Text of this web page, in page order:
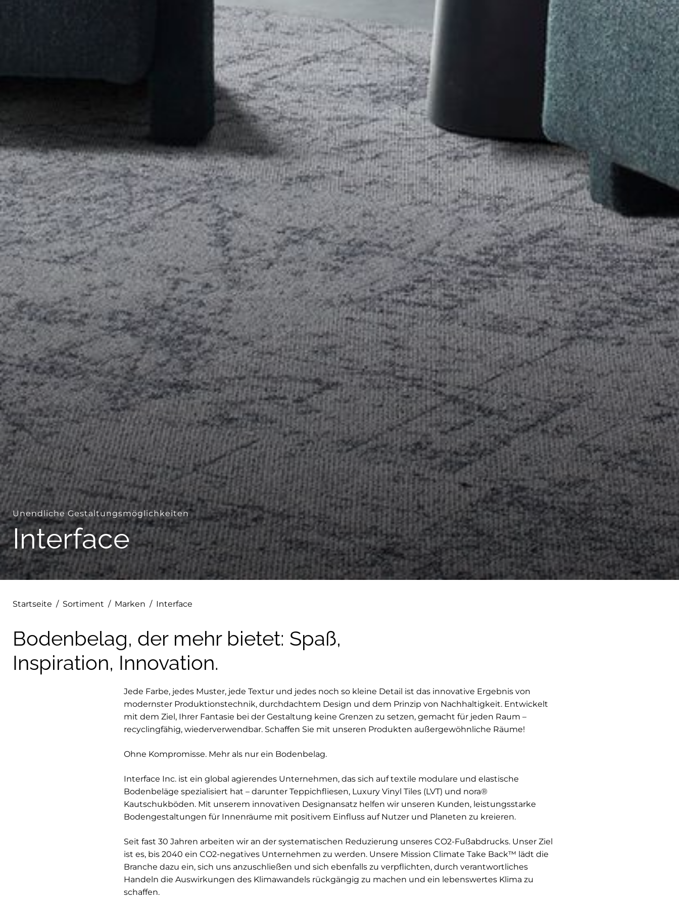
Unendliche Gestaltungsmöglichkeiten
Interface
Startseite / Sortiment / Marken / Interface
Bodenbelag, der mehr bietet: Spaß,
Inspiration, Innovation.
Jede Farbe, jedes Muster, jede Textur und jedes noch so kleine Detail ist das innovative Ergebnis von
modernster Produktionstechnik, durchdachtem Design und dem Prinzip von Nachhaltigkeit. Entwickelt
mit dem Ziel, Ihrer Fantasie bei der Gestaltung keine Grenzen zu setzen, gemacht für jeden Raum –
recyclingfähig, wiederverwendbar. Schaffen Sie mit unseren Produkten außergewöhnliche Räume!
Ohne Kompromisse. Mehr als nur ein Bodenbelag.
Interface Inc. ist ein global agierendes Unternehmen, das sich auf textile modulare und elastische
Bodenbeläge spezialisiert hat – darunter Teppichfliesen, Luxury Vinyl Tiles (LVT) und nora®
Kautschukböden. Mit unserem innovativen Designansatz helfen wir unseren Kunden, leistungsstarke
Bodengestaltungen für Innenräume mit positivem Einfluss auf Nutzer und Planeten zu kreieren.
Seit fast 30 Jahren arbeiten wir an der systematischen Reduzierung unseres CO2-Fußabdrucks. Unser Ziel
ist es, bis 2040 ein CO2-negatives Unternehmen zu werden. Unsere Mission Climate Take Back™ lädt die
Branche dazu ein, sich uns anzuschließen und sich ebenfalls zu verpflichten, durch verantwortliches
Handeln die Auswirkungen des Klimawandels rückgängig zu machen und ein lebenswertes Klima zu
schaffen.